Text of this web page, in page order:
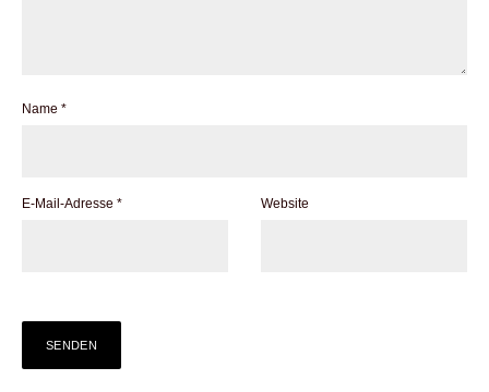
Name *
E-Mail-Adresse * Website